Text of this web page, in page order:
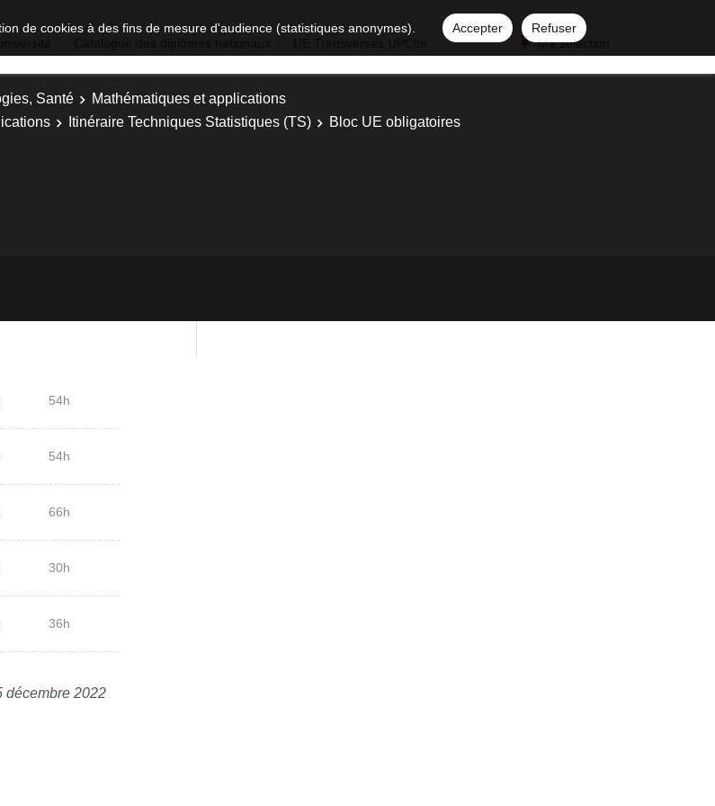
de cookies à des fins de mesure d'audience (statistiques anonymes). Accepter
Refuser
Ma sélection
Santé
Mathématiques et applications
Itinéraire Techniques Statistiques (TS) Bloc UE obligatoires
54h
54h
66h
30h
36h
décembre 2022